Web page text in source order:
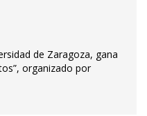
de Zaragoza, gana
organizado por